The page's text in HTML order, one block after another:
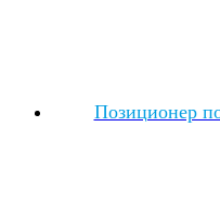
Позиционер